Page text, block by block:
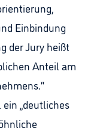
Einbindung
der Jury heißt
Anteil am
„deutliches